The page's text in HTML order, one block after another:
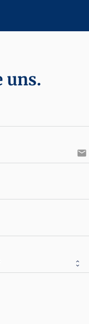
uns.
email